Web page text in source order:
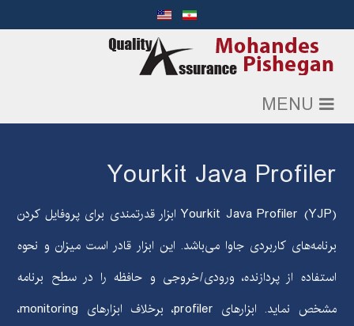
Yourkit Java Profiler
(Yourkit Java Profiler (YJP
ابزار قدرتمندی برای پروفایل کردن
برنامه‌های کاربردی جاوا می‌باشد. این ابزار قادر است میزان و نحوه
استفاده از پردازنده، ورودی/خروجی و حافظه را در سطح برنامه
مشخص نماید. ابزارهای profiler، برخلاف ابزارهای monitoring،